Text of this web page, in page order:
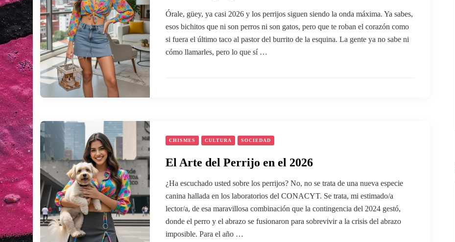
Órale, güey, ya casi 2026 y los perrijos siguen siendo la onda máxima. Ya sabes,
esos bichitos que ni son perros ni son gatos, pero que te roban el corazón como
si fuera el último taco al pastor del burrito de la esquina. La gente ya no sabe ni
cómo llamarles, pero lo que sí …
CHISMES CULTURA SOCIEDAD
El Arte del Perrijo en el 2026
¿Ha escuchado usted sobre los perrijos? No, no se trata de una nueva especie
canina hallada en los laboratorios del CONACYT. Se trata, mi estimado/a
lector/a, de esa maravillosa combinación que la contingencia del 2024 gestó,
donde el perro y el abrazo se fusionaron para sobrevivir a la crisis del abrazo
imposible. Para el año …